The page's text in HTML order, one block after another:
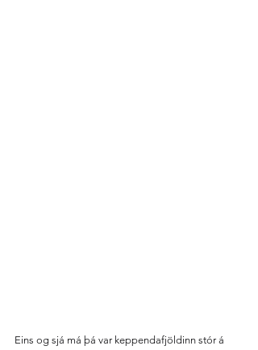
Eins og sjá má þá var keppendafjöldinn stór á